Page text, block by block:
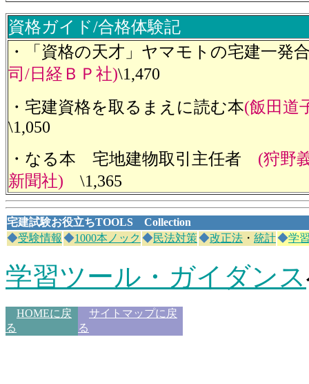
資格ガイド/合格体験記
・「資格の天才」ヤマモトの宅建一発
司/日経ＢＰ社)\1,470
・宅建資格を取るまえに読む本(飯田道
\1,050
・なる本 宅地建物取引主任者 (狩野
新聞社) \1,365
宅建試験お役立ちTOOLS Collection
◆受験情報 ◆1000本ノック ◆民法対策◆改正法 ・ 統計◆学
学習ツール・ガイダンス
HOMEに戻
る
サイトマップに戻
る